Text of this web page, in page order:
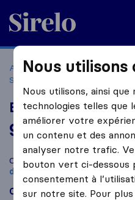
Sirelo.fr
Accueil Déménageurs
Sec
Bmplus
9,2 basé
avis Sirelo et
Comparez Bmplus
déménageursà Noisy-le-Sec
Ce que disent les clients
Nous utilisons
Nous utilisons, ainsi
technologies telles que
améliorer votre
un contenu et des
analyser notre trafic.
bouton vert ci-
consentement à
sur notre site. Pour